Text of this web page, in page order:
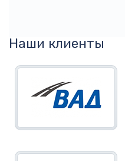
Наши клиенты